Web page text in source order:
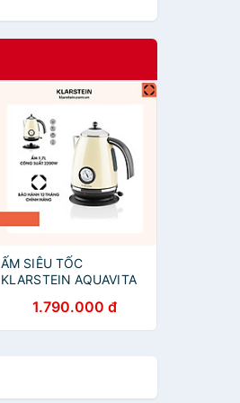
ẤM SIÊU TỐC
KLARSTEIN AQUAVITA
hàng Chính Hãng
1.790.000 đ